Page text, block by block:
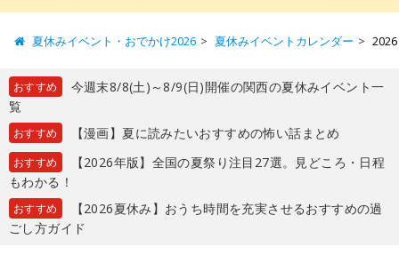
夏休みイベント・おでかけ2026 夏休みイベントカレンダー
おすすめ
今週末8/8(土)～8/9(日)開催の関西の夏休みイベント一
覧
おすすめ 【漫画】夏に読みたいおすすめの怖い話まとめ
おすすめ
【2026年版】全国の夏祭り注目27選。見どころ・日程
もわかる！
おすすめ
【2026夏休み】おうち時間を充実させるおすすめの過
ごし方ガイド